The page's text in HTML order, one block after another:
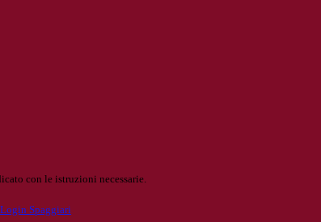
con le istruzioni necessarie.
Login Spaggiari